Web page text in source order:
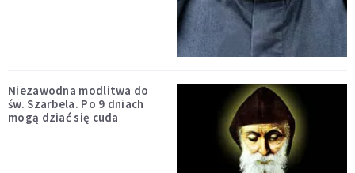
Niezawodna modlitwa do
św. Szarbela. Po 9 dniach
mogą dziać się cuda